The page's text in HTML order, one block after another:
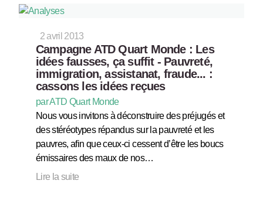
2 avril 2013
Campagne ATD Quart Monde : Les
idées fausses, ça suffit - Pauvreté,
immigration, assistanat, fraude... :
cassons les idées reçues
par ATD Quart Monde
Nous vous invitons à déconstruire des préjugés et
des stéréotypes répandus sur la pauvreté et les
pauvres, afin que ceux-ci cessent d’être les boucs
émissaires des maux de nos…
Lire la suite